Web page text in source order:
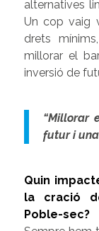
alternatives
Un cop vaig
drets
millorar el
inversió de
“Millorar
futur i
Quin
la cració
Poble-sec?